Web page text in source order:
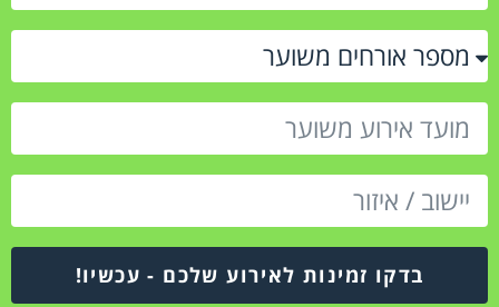
בדקו זמינות לאירוע שלכם - עכשיו!